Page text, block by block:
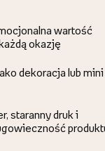
wartość
okazję
dekoracja lub mini
staranny druk i